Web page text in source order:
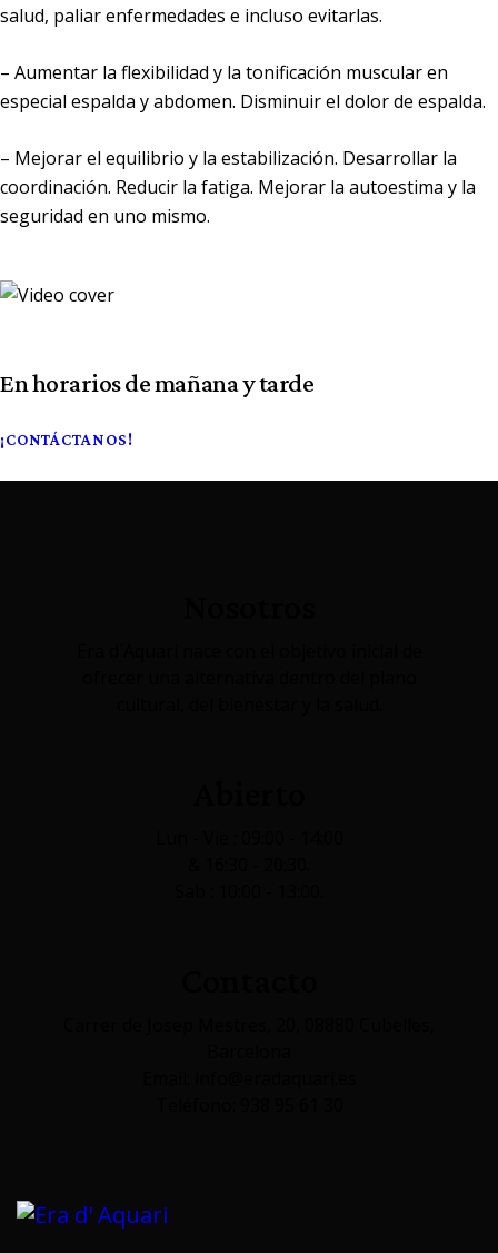
salud, paliar enfermedades e incluso evitarlas.
– Aumentar la flexibilidad y la tonificación muscular en
especial espalda y abdomen. Disminuir el dolor de espalda.
– Mejorar el equilibrio y la estabilización. Desarrollar la
coordinación. Reducir la fatiga. Mejorar la autoestima y la
seguridad en uno mismo.
En horarios de mañana y tarde
¡CONTÁCTANOS!